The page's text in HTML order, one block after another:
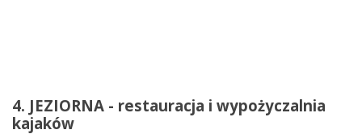
4. JEZIORNA - restauracja i wypożyczalnia
kajaków